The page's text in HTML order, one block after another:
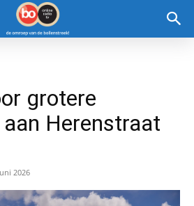
grotere
Herenstraat
2026